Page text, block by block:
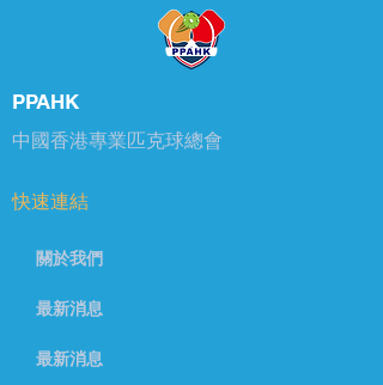
PPAHK
​中國香港專業匹克球總會
快速連結
關於我們
最新消息
最新消息